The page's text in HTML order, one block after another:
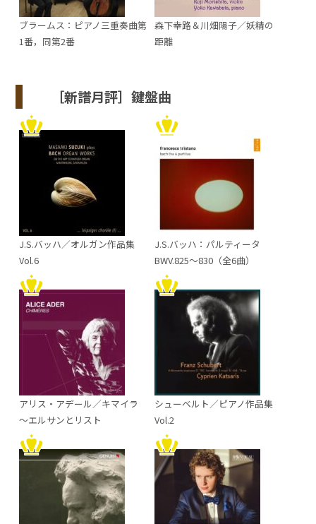
ブラームス：ピアノ三重奏曲第
1番，同第2番
森下幸路＆川畑陽子／妖精の
距離
［新譜月評］鍵盤曲
J.S.バッハ／オルガン作品集
Vol.6
J.S.バッハ：パルティータ
BWV.825～830（全6曲）
アリス・アデール／キマイラ
～エルサンとリスト
シューベルト／ピアノ作品集
Vol.2